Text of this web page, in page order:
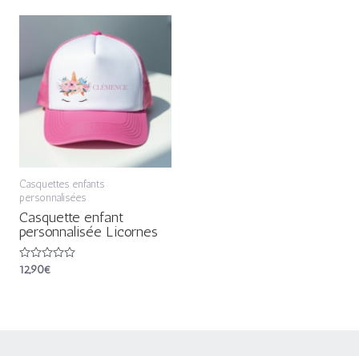
Casquettes enfants
personnalisées
Casquette enfant
personnalisée Licornes
Note
12,90€